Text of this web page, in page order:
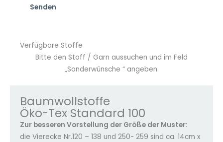
Verfügbare Stoffe
Bitte den Stoff / Garn aussuchen und im Feld
„Sonderwünsche “ angeben.
Baumwollstoffe
Öko-Tex Standard 100
Zur besseren Vorstellung der Größe der Muster:
die Vierecke Nr.120 – 138 und 250- 259 sind ca. 14cm x